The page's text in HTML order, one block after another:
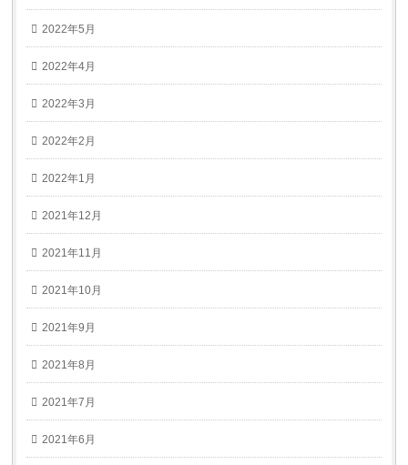
2022年5月
2022年4月
2022年3月
2022年2月
2022年1月
2021年12月
2021年11月
2021年10月
2021年9月
2021年8月
2021年7月
2021年6月